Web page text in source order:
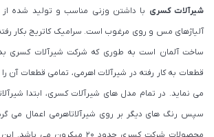
شیرآلات کسری با داشتن وزنی مناسب و تولید شده از
آلیاژهای مس و روی مرغوب است. سرامیک کاتریج بکار
ساخت آلمان است به طوری که شرکت شیرآلات کسری
قطعات به کار رفته در شیرآلات اهرمی، تمامی قطعات آن
می نماید. در تمام مدل های شیرآلات کسری، ابتدا
سپس رنگ های دیگر بر روی شیرآلاتاهرمی اعمال می
محصولات شرکت کسری حدود ۲۰